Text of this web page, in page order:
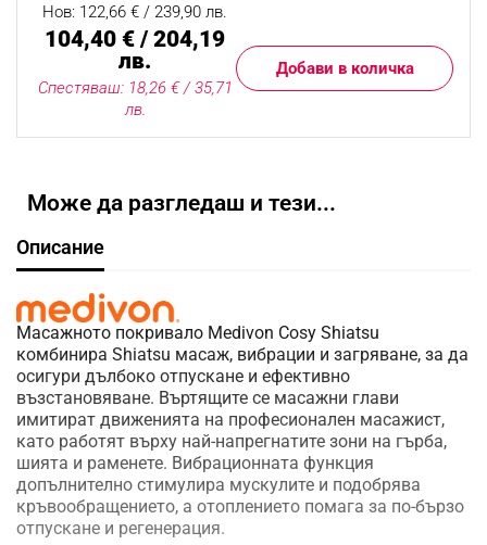
Нов: 122,66 € / 239,90 лв.
104,40 € / 204,19
лв.
Спестяваш: 18,26 € / 35,71
лв.
Добави в количка
Може да разгледаш и тези...
Описание
Масажното покривало Medivon Cosy Shiatsu
комбинира Shiatsu масаж, вибрации и загряване, за да
осигури дълбоко отпускане и ефективно
възстановяване. Въртящите се масажни глави
имитират движенията на професионален масажист,
като работят върху най-напрегнатите зони на гърба,
шията и раменете. Вибрационната функция
допълнително стимулира мускулите и подобрява
кръвообращението, а отоплението помага за по-бързо
отпускане и регенерация.